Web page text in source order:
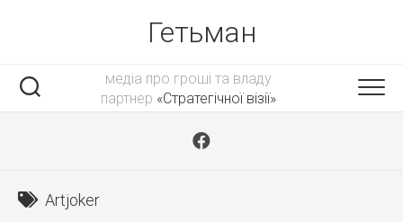
Гетьман
медіа про гроші та владу
партнер «Стратегічної візії»
Artjoker